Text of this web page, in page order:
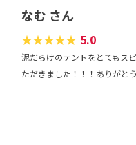
なむ さん
★★★★★ 5.0
泥だらけのテントをとてもス
ただきました！！！ありがと